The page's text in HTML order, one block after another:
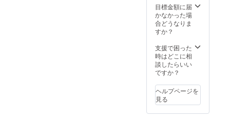
上げら
れまし
た。ナ
さしく
センス
いいけ
ど気
ない、
そんな
写真を
撮って
目標金額に届
かなかった場
合どうなりま
すか？
支援で困った
時はどこに相
談したらいい
ですか？
ヘルプページを
見る